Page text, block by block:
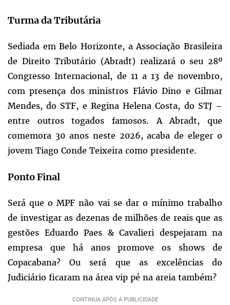
Turma da Tributária
Sediada em Belo Horizonte, a Associação Brasileira
de Direito Tributário (Abradt) realizará o seu 28º
Congresso Internacional, de 11 a 13 de novembro,
com presença dos ministros Flávio Dino e Gilmar
Mendes, do STF, e Regina Helena Costa, do STJ –
entre outros togados famosos. A Abradt, que
comemora 30 anos neste 2026, acaba de eleger o
jovem Tiago Conde Teixeira como presidente.
Ponto Final
Será que o MPF não vai se dar o mínimo trabalho
de investigar as dezenas de milhões de reais que as
gestões Eduardo Paes & Cavalieri despejaram na
empresa que há anos promove os shows de
Copacabana? Ou será que as excelências do
Judiciário ficaram na área vip pé na areia também?